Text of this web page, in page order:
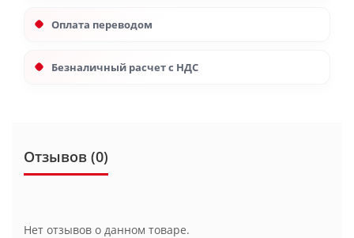
Оплата переводом
Безналичный расчет с НДС
Отзывов (0)
Нет отзывов о данном товаре.